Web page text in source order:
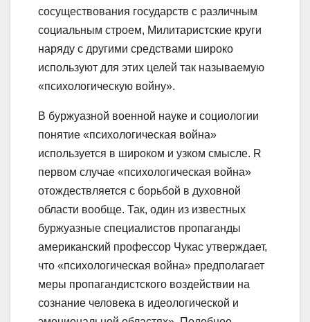
сосуществования государств с различным
социальным строем, Милитаристские круги
наряду с другими средствами широко
используют для этих целей так называемую
«психологическую войну».
В буржуазной военной науке и социологии
понятие «психологическая война»
используется в широком и узком смысле. R
первом случае «психологическая война»
отождествляется с борьбой в духовной
области вообще. Так, один из известных
буржуазные специалистов пропаганды
американский профессор Чукас утверждает,
что «психологическая война» предполагает
меры пропагандистского воздействии на
сознание человека в идеологической и